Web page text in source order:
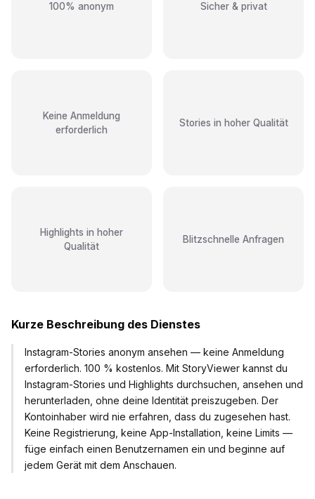
100% anonym Sicher & privat
Keine Anmeldung
erforderlich
Stories in hoher Qualität
Highlights in hoher
Qualität
Blitzschnelle Anfragen
Kurze Beschreibung des Dienstes
Instagram-Stories anonym ansehen — keine Anmeldung
erforderlich. 100 % kostenlos. Mit StoryViewer kannst du
Instagram-Stories und Highlights durchsuchen, ansehen und
herunterladen, ohne deine Identität preiszugeben. Der
Kontoinhaber wird nie erfahren, dass du zugesehen hast.
Keine Registrierung, keine App-Installation, keine Limits —
füge einfach einen Benutzernamen ein und beginne auf
jedem Gerät mit dem Anschauen.